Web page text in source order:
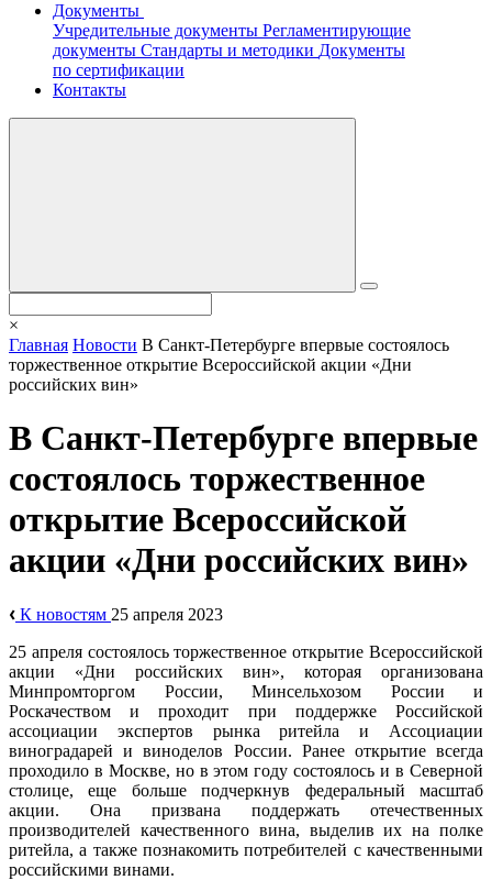
Документы
Учредительные документы Регламентирующие
документы Стандарты и методики Документы
по сертификации
Контакты
×
Главная Новости В Санкт-Петербурге впервые состоялось
торжественное открытие Всероссийской акции «Дни
российских вин»
В Санкт-Петербурге впервые
состоялось торжественное
открытие Всероссийской
акции «Дни российских вин»
К новостям 25 апреля 2023
25 апреля состоялось торжественное открытие Всероссийской
акции «Дни российских вин», которая организована
Минпромторгом России, Минсельхозом России и
Роскачеством и проходит при поддержке Российской
ассоциации экспертов рынка ритейла и Ассоциации
виноградарей и виноделов России. Ранее открытие всегда
проходило в Москве, но в этом году состоялось и в Северной
столице, еще больше подчеркнув федеральный масштаб
акции. Она призвана поддержать отечественных
производителей качественного вина, выделив их на полке
ритейла, а также познакомить потребителей с качественными
российскими винами.